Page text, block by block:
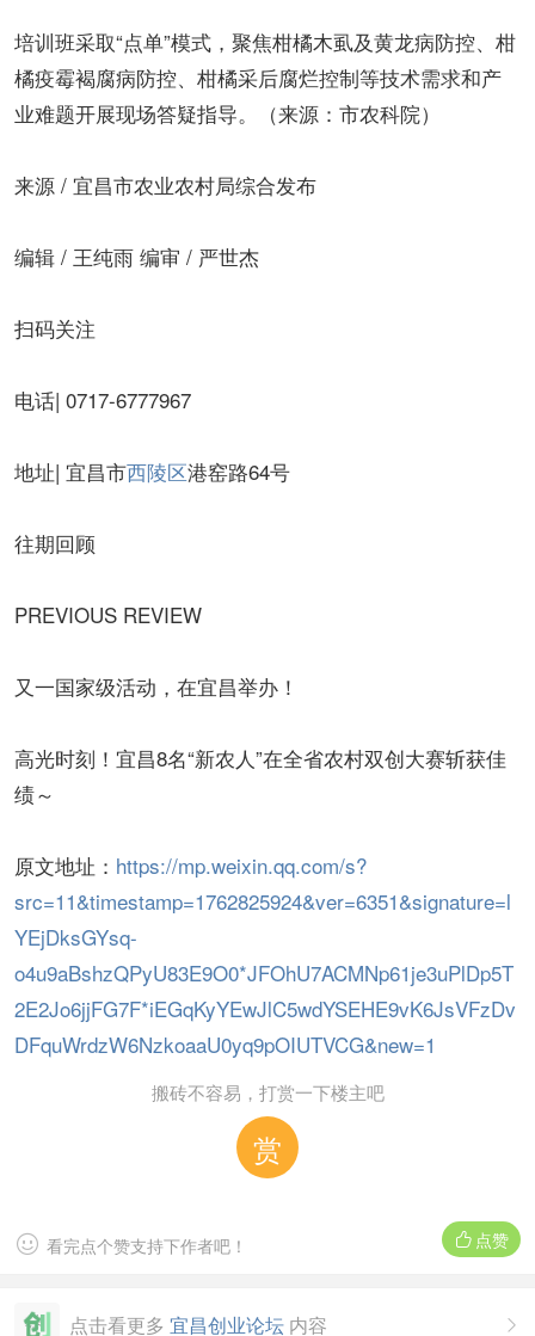
培训班采取“点单”模式，聚焦柑橘木虱及黄龙病防控、柑
橘疫霉褐腐病防控、柑橘采后腐烂控制等技术需求和产
业难题开展现场答疑指导。（来源：市农科院）
来源 / 宜昌市农业农村局综合发布
编辑 / 王纯雨 编审 / 严世杰
扫码关注
电话| 0717-6777967
地址| 宜昌市西陵区港窑路64号
往期回顾
PREVIOUS REVIEW
又一国家级活动，在宜昌举办！
高光时刻！宜昌8名“新农人”在全省农村双创大赛斩获佳
绩～
原文地址： https://mp.weixin.qq.com/s?
src=11&timestamp=1762825924&ver=6351&signature=l
YEjDksGYsq-
o4u9aBshzQPyU83E9O0*JFOhU7ACMNp61je3uPlDp5T
2E2Jo6jjFG7F*iEGqKyYEwJlC5wdYSEHE9vK6JsVFzDv
DFquWrdzW6NzkoaaU0yq9pOIUTVCG&new=1
搬砖不容易，打赏一下楼主吧
赏
 点赞
 看完点个赞支持下作者吧！

点击看更多 宜昌创业论坛 内容